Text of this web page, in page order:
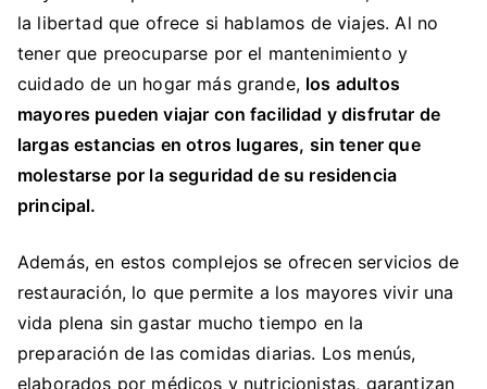
la libertad que ofrece si hablamos de viajes. Al no
tener que preocuparse por el mantenimiento y
cuidado de un hogar más grande, los adultos
mayores pueden viajar con facilidad y disfrutar de
largas estancias en otros lugares, sin tener que
molestarse por la seguridad de su residencia
principal.
Además, en estos complejos se ofrecen servicios de
restauración, lo que permite a los mayores vivir una
vida plena sin gastar mucho tiempo en la
preparación de las comidas diarias. Los menús,
elaborados por médicos y nutricionistas, garantizan